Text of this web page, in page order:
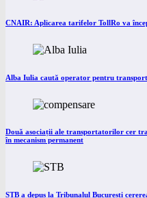
CNAIR: Aplicarea tarifelor TollRo va
Alba Iulia caută operator pentru
Două asociații ale transportatorilor cer
în mecanism permanent
STB a depus la Tribunalul București